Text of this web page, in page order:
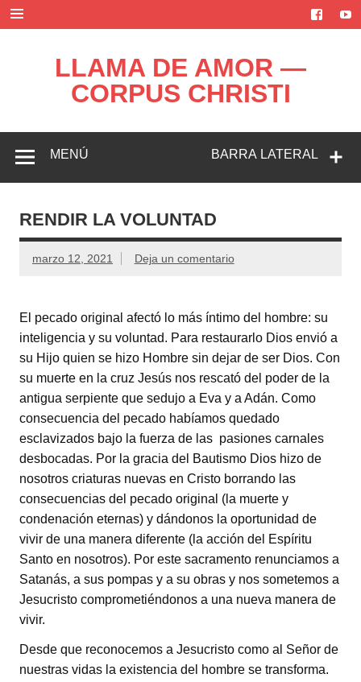
contenido
LLAMA DE AMOR —
CORPUS CHRISTI
BARRA LATERAL
MENÚ
RENDIR LA VOLUNTAD
marzo 12, 2021 Deja un comentario
El pecado original afectó lo más íntimo del hombre: su
inteligencia y su voluntad. Para restaurarlo Dios envió a
su Hijo quien se hizo Hombre sin dejar de ser Dios. Con
su muerte en la cruz Jesús nos rescató del poder de la
antigua serpiente que sedujo a Eva y a Adán. Como
consecuencia del pecado habíamos quedado
esclavizados bajo la fuerza de las pasiones carnales
desbocadas. Por la gracia del Bautismo Dios hizo de
nosotros criaturas nuevas en Cristo borrando las
consecuencias del pecado original (la muerte y
condenación eternas) y dándonos la oportunidad de
vivir de una manera diferente (la acción del Espíritu
Santo en nosotros). Por este sacramento renunciamos a
Satanás, a sus pompas y a su obras y nos sometemos a
Jesucristo comprometiéndonos a una nueva manera de
vivir.
Desde que reconocemos a Jesucristo como al Señor de
nuestras vidas la existencia del hombre se transforma.